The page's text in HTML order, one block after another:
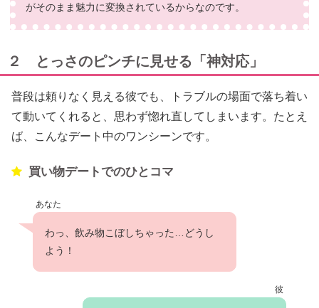
がそのまま魅力に変換されているからなのです。
２ とっさのピンチに見せる「神対応」
普段は頼りなく見える彼でも、トラブルの場面で落ち着い
て動いてくれると、思わず惚れ直してしまいます。たとえ
ば、こんなデート中のワンシーンです。
買い物デートでのひとコマ
あなた
わっ、飲み物こぼしちゃった…どうし
よう！
彼